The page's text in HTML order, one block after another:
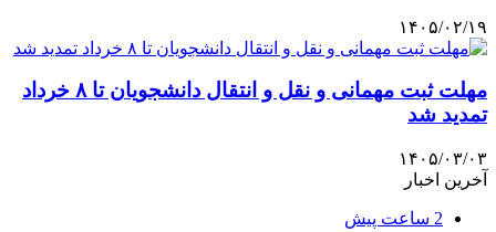
۱۴۰۵/۰۲/۱۹
مهلت ثبت مهمانی و نقل و انتقال دانشجویان تا ۸ خرداد
تمدید شد
۱۴۰۵/۰۳/۰۳
آخرین اخبار
2 ساعت پیش